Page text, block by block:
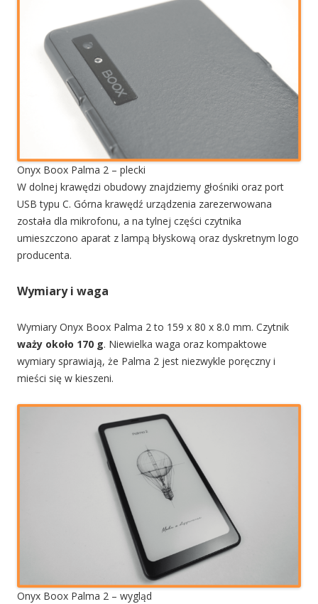
Onyx Boox Palma 2 – plecki
W dolnej krawędzi obudowy znajdziemy głośniki oraz port
USB typu C. Górna krawędź urządzenia zarezerwowana
została dla mikrofonu, a na tylnej części czytnika
umieszczono aparat z lampą błyskową oraz dyskretnym logo
producenta.
Wymiary i waga
Wymiary Onyx Boox Palma 2 to 159 x 80 x 8.0 mm. Czytnik
waży około 170 g. Niewielka waga oraz kompaktowe
wymiary sprawiają, że Palma 2 jest niezwykle poręczny i
mieści się w kieszeni.
Onyx Boox Palma 2 – wygląd